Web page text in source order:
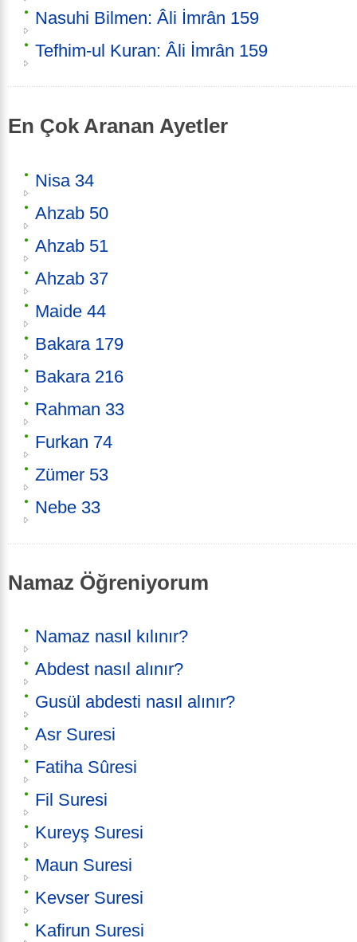
Nasuhi Bilmen: Âli İmrân 159
Tefhim-ul Kuran: Âli İmrân 159
En Çok Aranan Ayetler
Nisa 34
Ahzab 50
Ahzab 51
Ahzab 37
Maide 44
Bakara 179
Bakara 216
Rahman 33
Furkan 74
Zümer 53
Nebe 33
Namaz Öğreniyorum
Namaz nasıl kılınır?
Abdest nasıl alınır?
Gusül abdesti nasıl alınır?
Asr Suresi
Fatiha Sûresi
Fil Suresi
Kureyş Suresi
Maun Suresi
Kevser Suresi
Kafirun Suresi